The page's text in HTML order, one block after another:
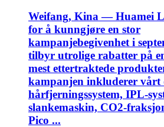
Weifang, Kina — Huamei
for å kunngjøre en stor
kampanjebegivenhet i
tilbyr utrolige rabatter på
mest ettertraktede
kampanjen inkluderer vårt
hårfjerningssystem, IPL-
slankemaskin, CO2-
Pico ...